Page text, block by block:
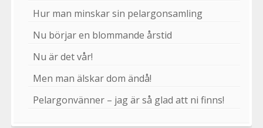
Hur man minskar sin pelargonsamling
Nu börjar en blommande årstid
Nu är det vår!
Men man älskar dom ändå!
Pelargonvänner – jag är så glad att ni finns!